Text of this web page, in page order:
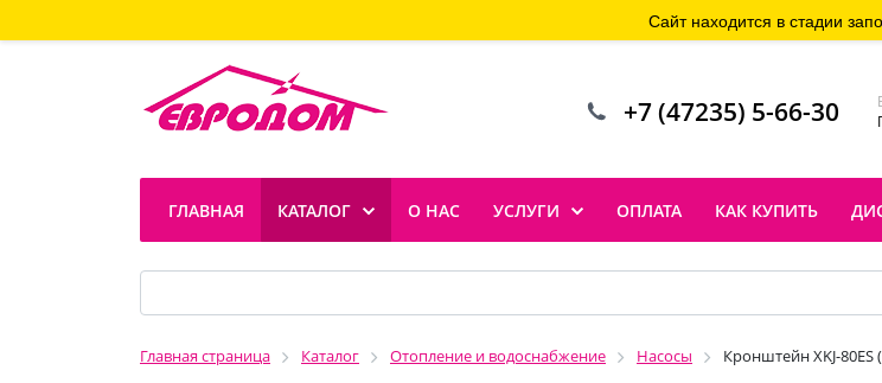
+7 (47235) 5-66-30
ГЛАВНАЯ КАТАЛОГ О НАС УСЛУГИ ОПЛАТА КАК КУПИТЬ
Главная страница Каталог Отопление и водоснабжение Насосы Кронштейн XKJ-80ES
Сайт находится в стадии